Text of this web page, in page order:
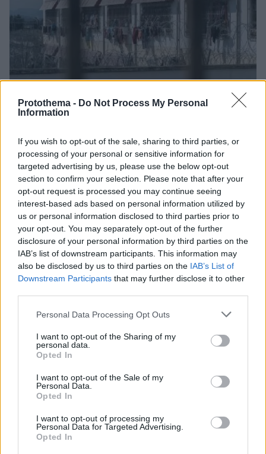
Protothema - Do Not Process My Personal
Information
If you wish to opt-out of the sale, sharing to third parties, or
processing of your personal or sensitive information for
targeted advertising by us, please use the below opt-out
section to confirm your selection. Please note that after your
opt-out request is processed you may continue seeing
interest-based ads based on personal information utilized by
us or personal information disclosed to third parties prior to
your opt-out. You may separately opt-out of the further
disclosure of your personal information by third parties on the
IAB’s list of downstream participants. This information may
also be disclosed by us to third parties on the IAB’s List of
Downstream Participants that may further disclose it to other
Please note that this website/app uses one or more Google
not limited to your visit or usage behaviour. You may click to
grant or deny consent to Google and its third-party tags to
use your data for below specified purposes in below Google
consent section.
Personal Data Processing Opt Outs
I want to opt-out of the Sharing of my
personal data.
Opted In
I want to opt-out of the Sale of my
Personal Data.
Opted In
I want to opt-out of processing my
Personal Data for Targeted Advertising.
Opted In
Ταραχή στις γυναικείες φυλακές της Θήβας από θάνατο
κρατουμένης
Ο θάνατος της 42χρονης έχει ως αποτέλεσμα να
ξεσπάσει ένταση στις φυλακές - Oι κρατούμενες
έκαψαν στρώματα και διαμαρτυρήθηκαν
09.04.2020, 10:53